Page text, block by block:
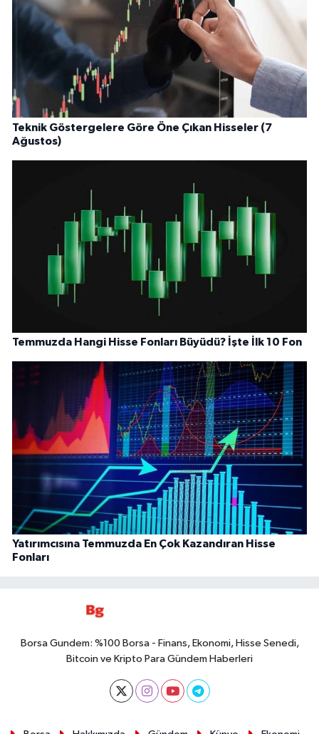
Teknik Göstergelere Göre Öne Çıkan Hisseler (7
Ağustos)
Temmuzda Hangi Hisse Fonları Büyüdü? İşte İlk 10 Fon
Yatırımcısına Temmuzda En Çok Kazandıran Hisse
Fonları
Borsa Gundem: %100 Borsa - Finans, Ekonomi, Hisse Senedi,
Bitcoin ve Kripto Para Gündem Haberleri